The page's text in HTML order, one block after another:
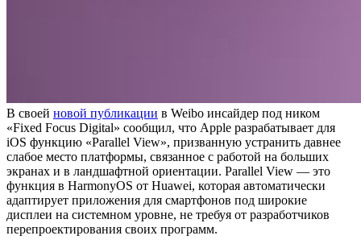
В своей новой публикации в Weibo инсайдер под ником
«Fixed Focus Digital» сообщил, что Apple разрабатывает для
iOS функцию «Parallel View», призванную устранить давнее
слабое место платформы, связанное с работой на больших
экранах и в ландшафтной ориентации. Parallel View — это
функция в HarmonyOS от Huawei, которая автоматически
адаптирует приложения для смартфонов под широкие
дисплеи на системном уровне, не требуя от разработчиков
перепроектирования своих программ.